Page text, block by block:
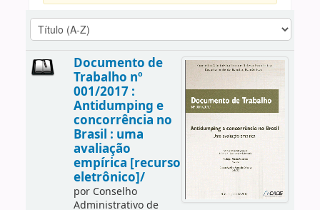
Documento de
Trabalho nº
001/2017 :
Antidumping e
concorrência no
Brasil : uma
avaliação
empírica [recurso
eletrônico]/
por Conselho
Administrativo de